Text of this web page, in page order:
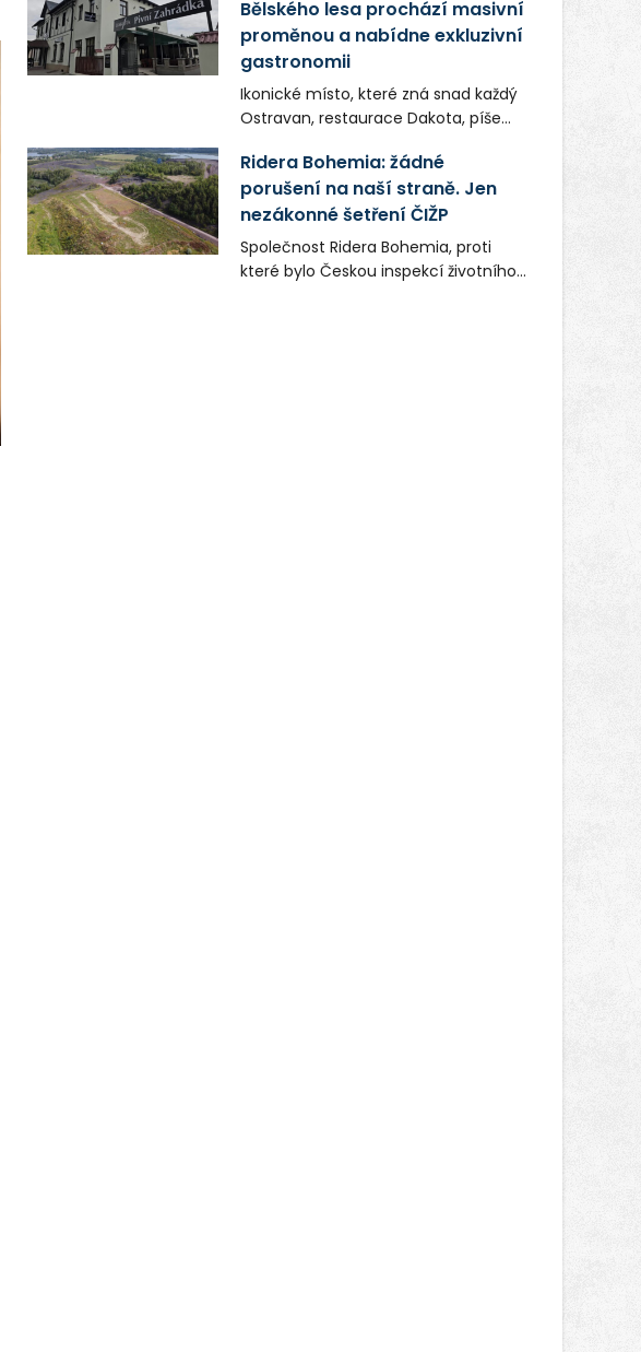
Bělského lesa prochází masivní
proměnou a nabídne exkluzivní
gastronomii
Ikonické místo, které zná snad každý
Ostravan, restaurace Dakota, píše
společnost Dang Investment Group
s.r.o. investuje do projektu přes 50
milionů korun. Cílem je přinést
Ostravě dva špičkové gastronomické
koncepty, které v regionu dosud
chyběly, luxusní středomořskou
Ridera Bohemia: žádné
porušení na naší straně. Jen
nezákonné šetření ČIŽP
Společnost Ridera Bohemia, proti
které bylo Českou inspekcí životního